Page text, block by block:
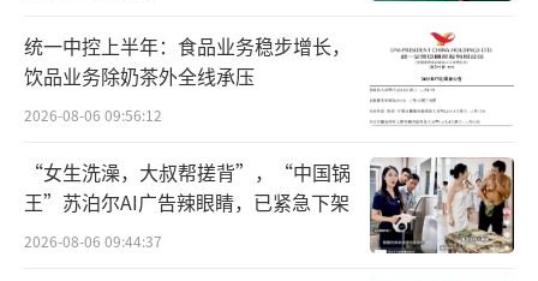
曾四年蝉联胡润研究院评选的中国最具历
史文化底蕴的白酒品牌——贵州茅台，其在营销
玩法以及合作内容的选择上也十分注重“文
化”的标签。我们注意到，贵州茅台已连续两
季作为“匠心传承官”与腾讯新闻共同呈现纪
录片《敦煌师父》，深入诠释“匠心传承”的
统一中控上半年：食品业务稳步增长，
饮品业务除奶茶外全线承压
2026-08-06 09:56:12
“女生洗澡，大叔帮搓背”，“中国锅
王”苏泊尔AI广告辣眼睛，已紧急下架
2026-08-06 09:44:37